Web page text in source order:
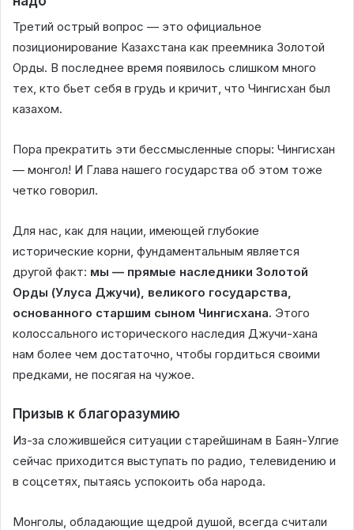
Третий острый вопрос — это официальное
позиционирование Казахстана как преемника Золотой
Орды. В последнее время появилось слишком много
тех, кто бьет себя в грудь и кричит, что Чингисхан был
казахом.
Пора прекратить эти бессмысленные споры: Чингисхан
— монгол! И Глава нашего государства об этом тоже
четко говорил.
Для нас, как для нации, имеющей глубокие
исторические корни, фундаментальным является
другой факт: мы — прямые наследники Золотой
Орды (Улуса Джучи), великого государства,
основанного старшим сыном Чингисхана. Этого
колоссального исторического наследия Джучи-хана
нам более чем достаточно, чтобы гордиться своими
предками, не посягая на чужое.
Призыв к благоразумию
Из-за сложившейся ситуации старейшинам в Баян-Улгие
сейчас приходится выступать по радио, телевидению и
в соцсетях, пытаясь успокоить оба народа.
Монголы, обладающие щедрой душой, всегда считали